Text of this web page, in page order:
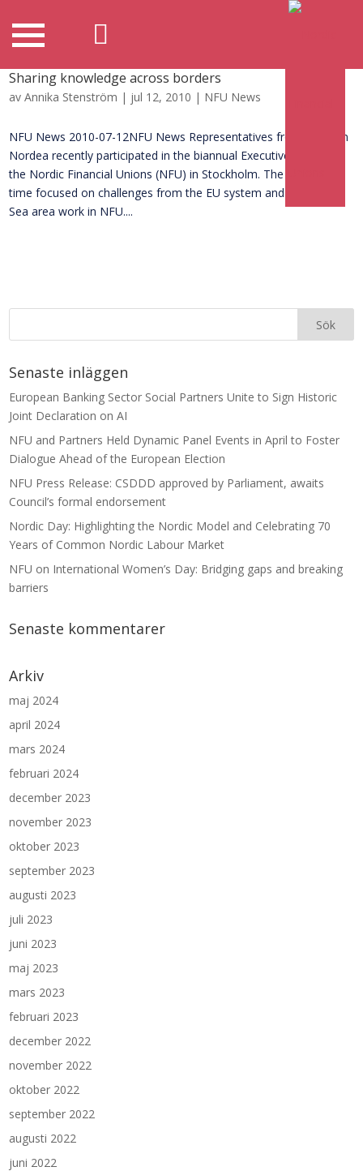
Sharing knowledge across borders
avAnnika Stenström | jul 12, 2010 | NFU News
NFU News 2010-07-12NFU News Representatives from Union in
Nordea recently participated in the biannual Executive Forum of
the Nordic Financial Unions (NFU) in Stockholm. The forum this
time focused on challenges from the EU system and the Baltic
Sea area work in NFU....
Senaste inläggen
European Banking Sector Social Partners Unite to Sign Historic
Joint Declaration on AI
NFU and Partners Held Dynamic Panel Events in April to Foster
Dialogue Ahead of the European Election
NFU Press Release: CSDDD approved by Parliament, awaits
Council’s formal endorsement
Nordic Day: Highlighting the Nordic Model and Celebrating 70
Years of Common Nordic Labour Market
NFU on International Women’s Day: Bridging gaps and breaking
barriers
Senaste kommentarer
Arkiv
maj 2024
april 2024
mars 2024
februari 2024
december 2023
november 2023
oktober 2023
september 2023
augusti 2023
juli 2023
juni 2023
maj 2023
mars 2023
februari 2023
december 2022
november 2022
oktober 2022
september 2022
augusti 2022
juni 2022